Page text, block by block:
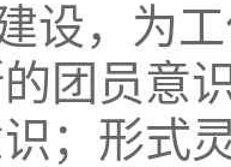
设，为
团员意
；形式